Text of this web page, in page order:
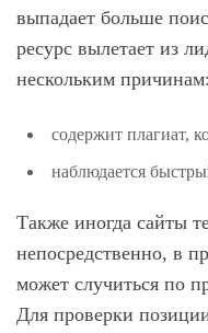
выпадает больше
ресурс вылетает из
нескольким причинам:
содержит плагиат,
наблюдается
Также иногда сайты
непосредственно, в
может случиться по
Для проверки